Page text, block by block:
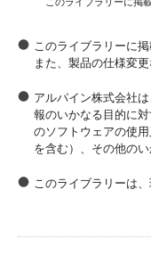
このライブラリーに
また、製品の仕様変
アルパイン株式会社
報のいかなる目的に
のソフトウェアの使
を含む）、その他の
このライブラリーは